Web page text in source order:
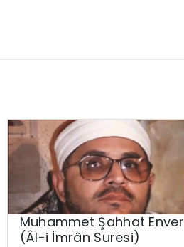
Muhammet Şahhat Enver
(Âl-i İmrân Suresi)